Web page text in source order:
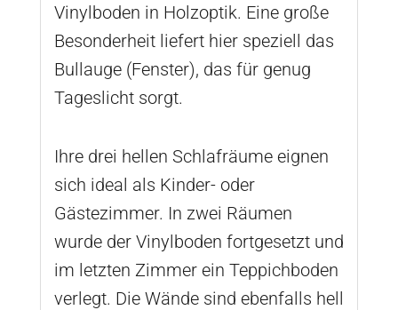
Vinylboden in Holzoptik. Eine große
Besonderheit liefert hier speziell das
Bullauge (Fenster), das für genug
Tageslicht sorgt.
Ihre drei hellen Schlafräume eignen
sich ideal als Kinder- oder
Gästezimmer. In zwei Räumen
wurde der Vinylboden fortgesetzt und
im letzten Zimmer ein Teppichboden
verlegt. Die Wände sind ebenfalls hell